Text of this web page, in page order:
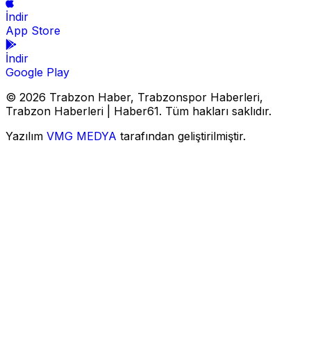
İndir
App Store
İndir
Google Play
© 2026 Trabzon Haber, Trabzonspor Haberleri,
Trabzon Haberleri | Haber61. Tüm hakları saklıdır.
Yazılım VMG MEDYA tarafından geliştirilmiştir.